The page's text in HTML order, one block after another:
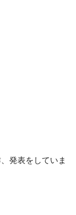
発表をしていま